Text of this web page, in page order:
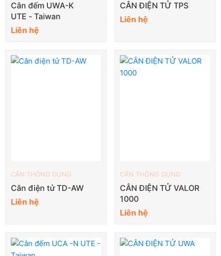
Cân đếm UWA-K
UTE - Taiwan
Liên hệ
CÂN ĐIỆN TỬ TPS
Liên hệ
CÂN THÔNG DỤNG
Cân điện tử TD-AW
Liên hệ
CÂN THÔNG DỤNG
CÂN ĐIỆN TỬ VALOR
1000
Liên hệ